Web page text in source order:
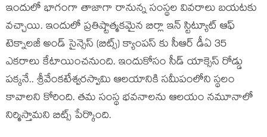
ఇందులో భాగంగా తాజాగా రానున్న సంస్థల వివరాలు బయటకు
వచ్చాయి. ఇందులో ప్రతిష్టాత్మకమైన బిర్లా ఇన్ స్టిట్యూట్ ఆఫ్
టెక్నాలజీ అండ్ సైన్సెస్ (బిట్స్) క్యాంపస్ కు సీఆర్ డీఏ 35
ఎకరాలు కేటాయించనుంది. ఇందుకోసం సీడ్ యాక్సెస్ రోడ్డు
పక్కనే.. శ్రీవేంకటేశ్వరస్వామి ఆలయానికి సమీపంలోని స్థలం
కావాలని కోరింది. తమ సంస్థ భవనాలను ఆలయం నమూనాలో
నిర్మిస్తామని బిట్స్ పేర్కొంది.